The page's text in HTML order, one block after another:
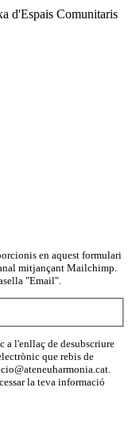
d'Espais Comunitaris
en aquest formulari
mitjançant Mailchimp.
"Email".
a l'enllaç de desubscriure
que rebis de
la teva informació